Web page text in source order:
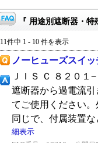
『 用途別遮断器・
11件中 1 - 10 件を表示
ノーヒューズスイッ
ＪＩＳ Ｃ ８２０
遮断器から過電流
てご使用ください
同じで、付属装置
細表示